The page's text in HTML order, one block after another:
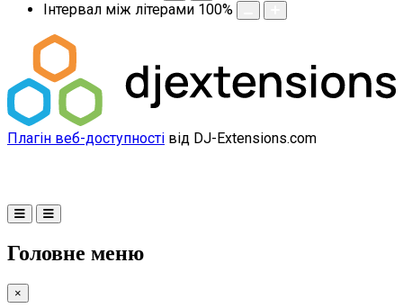
Інтервал між літерами 100%
Плагін веб-доступності від DJ-Extensions.com
Головне меню
×